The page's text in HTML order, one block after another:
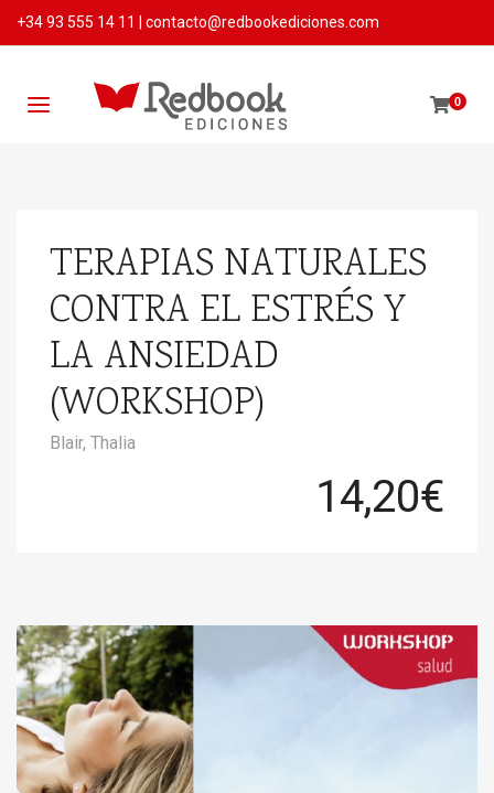
+34 93 555 14 11 contacto@redbookediciones.com
0
TERAPIAS NATURALES
CONTRA EL ESTRÉS Y
LA ANSIEDAD
(WORKSHOP)
Blair, Thalia
14,20€